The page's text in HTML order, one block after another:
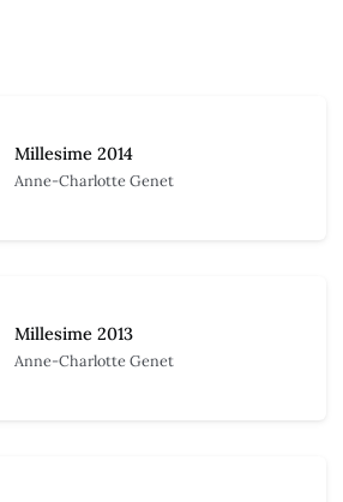
Millesime 2014
Anne-Charlotte Genet
Millesime 2013
Anne-Charlotte Genet